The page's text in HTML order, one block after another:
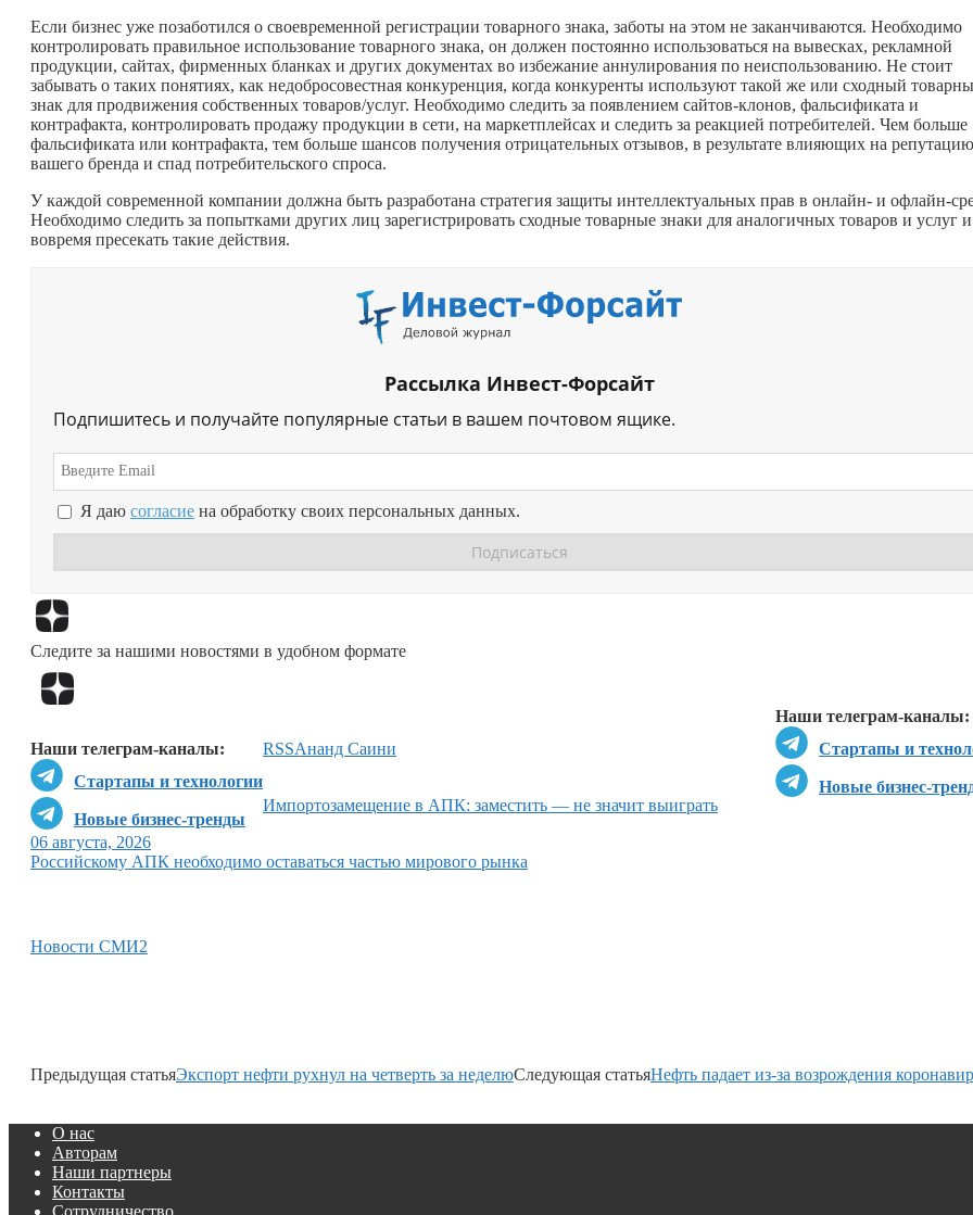
Если бизнес уже позаботился о своевременной регистрации товарного знака, заботы на этом не заканчиваются. Необходимо
контролировать правильное использование товарного знака, он должен постоянно использоваться на вывесках, рекламной
продукции, сайтах, фирменных бланках и других документах во избежание аннулирования по неиспользованию. Не стоит
забывать о таких понятиях, как недобросовестная конкуренция, когда конкуренты используют такой же или сходный
знак для продвижения собственных товаров/услуг. Необходимо следить за появлением сайтов-клонов, фальсификата и
контрафакта, контролировать продажу продукции в сети, на маркетплейсах и следить за реакцией потребителей. Чем больше
фальсификата или контрафакта, тем больше шансов получения отрицательных отзывов, в результате влияющих на репутацию
вашего бренда и спад потребительского спроса.
У каждой современной компании должна быть разработана стратегия защиты интеллектуальных прав в онлайн- и офлайн-
Необходимо следить за попытками других лиц зарегистрировать сходные товарные знаки для аналогичных товаров и услуг и
вовремя пресекать такие действия.
Рассылка Инвест-Форсайт
Подпишитесь и получайте популярные статьи в вашем почтовом ящике.
Я даю согласие на обработку своих персональных данных.
Следите за нашими новостями в удобном формате
Наши телеграм-каналы:
Стартапы и
Новые бизнес-
Наши телеграм-каналы:
Стартапы и технологии
Новые бизнес-тренды
RSSАнанд Саини
Импортозамещение в АПК: заместить — не значит выиграть
06 августа, 2026
Российскому АПК необходимо оставаться частью мирового рынка
Новости СМИ2
Предыдущая статьяЭкспорт нефти рухнул на четверть за неделюСледующая статьяНефть падает из-за возрождения
О нас
Авторам
Наши партнеры
Контакты